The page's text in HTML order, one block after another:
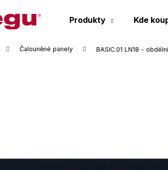
Produkty Kde
Čalouněné panely BASIC.01 LN18 -